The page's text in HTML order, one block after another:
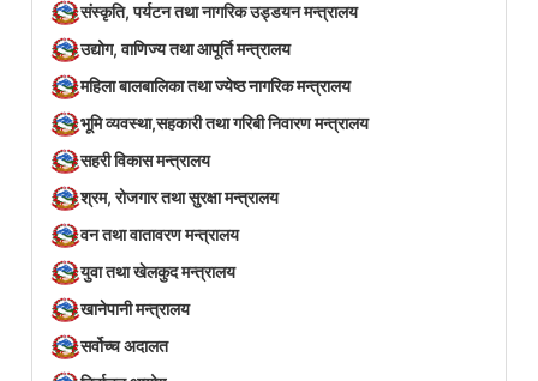
संस्कृति, पर्यटन तथा नागरिक उड्डयन मन्त्रालय
उद्योग, वाणिज्य तथा आपूर्ति मन्त्रालय
महिला बालबालिका तथा ज्येष्ठ नागरिक मन्त्रालय
भूमि व्यवस्था,सहकारी तथा गरिबी निवारण मन्त्रालय
सहरी विकास मन्त्रालय
श्रम, रोजगार तथा सुरक्षा मन्त्रालय
वन तथा वातावरण मन्त्रालय
युवा तथा खेलकुद मन्त्रालय
खानेपानी मन्त्रालय
सर्वोच्च अदालत